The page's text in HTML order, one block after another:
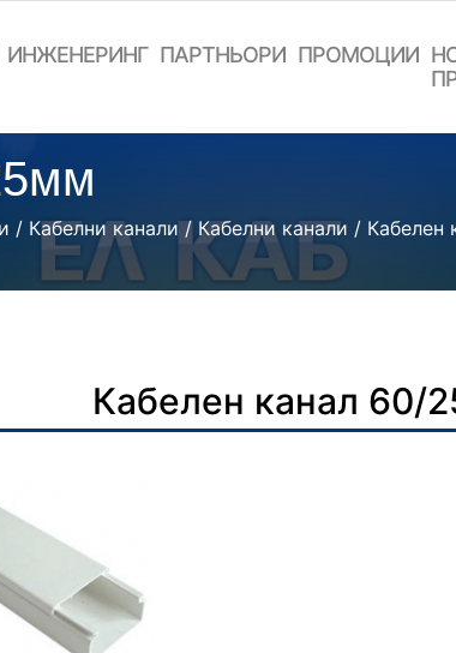
ИНЖЕНЕРИНГ ПАРТНЬОРИ ПРОМОЦИИ
/ Кабелни канали/ Кабелни канали / Кабелен
Кабелен канал 60/